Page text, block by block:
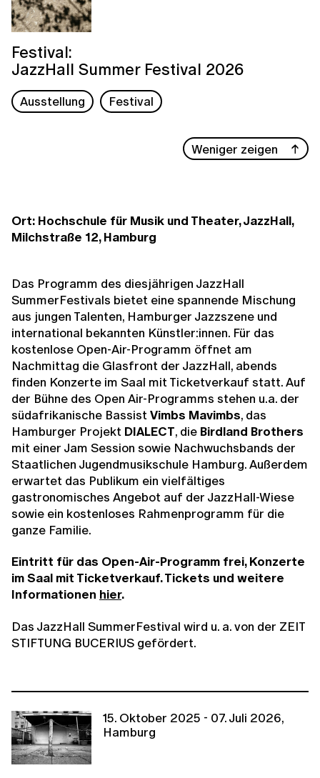
Festival:
JazzHall Summer Festival 2026
Ausstellung Festival
Weniger zeigen
Ort: Hochschule für Musik und Theater, JazzHall,
Milchstraße 12, Hamburg
Das Programm des diesjährigen JazzHall
SummerFestivals bietet eine spannende Mischung
aus jungen Talenten, Hamburger Jazzszene und
international bekannten Künstler:innen. Für das
kostenlose Open-Air-Programm öffnet am
Nachmittag die Glasfront der JazzHall, abends
finden Konzerte im Saal mit Ticketverkauf statt. Auf
der Bühne des Open Air-Programms stehen u.a. der
südafrikanische BassistVimbs Mavimbs, das
Hamburger Projekt DIALECT, die Birdland Brothers
mit einer Jam Session sowie Nachwuchsbands der
Staatlichen Jugendmusikschule Hamburg. Außerdem
erwartet das Publikum ein vielfältiges
gastronomisches Angebot auf der JazzHall-Wiese
sowie ein kostenloses Rahmenprogramm für die
ganze Familie.
Eintritt für das Open-Air-Programm frei, Konzerte
im Saal mit Ticketverkauf. Tickets und weitere
Informationen hier.
Das JazzHall SummerFestival wird u. a. von der ZEIT
STIFTUNG BUCERIUS gefördert.
15. Oktober 2025 - 07. Juli 2026,
Hamburg